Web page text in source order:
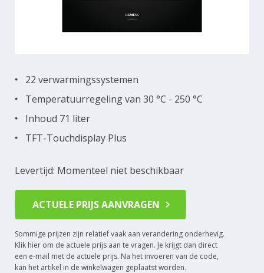
Levertijd: Momenteel niet beschikbaar
22 verwarmingssystemen
Temperatuurregeling van 30 °C - 250 °C
Inhoud 71 liter
TFT-Touchdisplay Plus
ACTUELE PRIJS AANVRAGEN
Sommige prijzen zijn relatief vaak aan verandering onderhevig.
Klik hier om de actuele prijs aan te vragen. Je krijgt dan direct
een e-mail met de actuele prijs. Na het invoeren van de code,
kan het artikel in de winkelwagen geplaatst worden.